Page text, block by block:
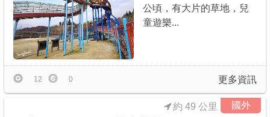
公頃，有大片的草地，兒
童遊樂...
更多資訊
12 0
國外
約 49 公里